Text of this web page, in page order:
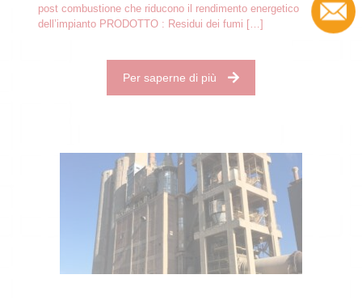
post combustione che riducono il rendimento energetico
dell’impianto PRODOTTO : Residui dei fumi […]
Per saperne di più